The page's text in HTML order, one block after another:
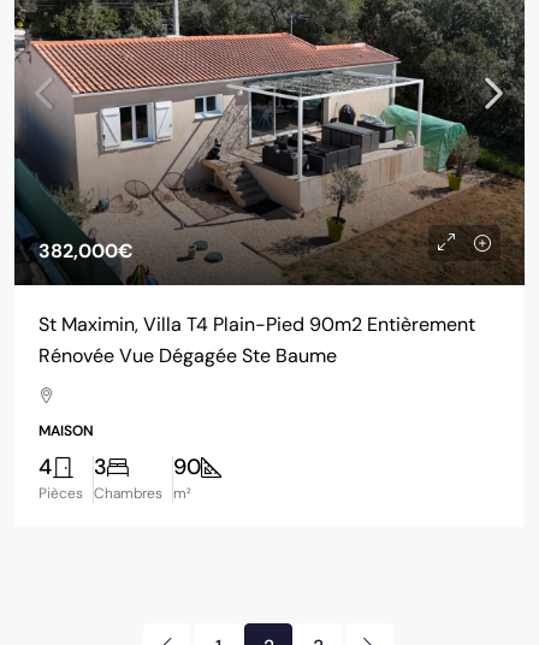
382,000€
St Maximin, Villa T4 Plain-Pied 90m2 Entièrement
Rénovée Vue Dégagée Ste Baume
MAISON
4
Pièces
3
Chambres
90
m²